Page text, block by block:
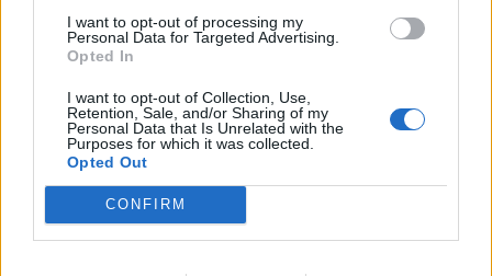
I want to opt-out of processing my
Personal Data for Targeted Advertising.
Opted In
I want to opt-out of Collection, Use,
Retention, Sale, and/or Sharing of my
Personal Data that Is Unrelated with the
Purposes for which it was collected.
Opted Out
CONFIRM
Τραγωδία στην Πέτρα με νεκρό
άνδρα στην παραλία Καβάκι
Ανασύρθηκε χωρίς τις αισθήσεις
Υγείας Καλλονής, όπου
διαπιστώθηκε ο θάνατός του
ΧΩΡΙΑ
Η Θερμή γιόρτασε τους
γευστικούς θησαυρούς της